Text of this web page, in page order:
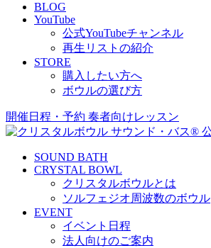
BLOG
YouTube
公式YouTubeチャンネル
再生リストの紹介
STORE
購入したい方へ
ボウルの選び方
開催日程・予約 奏者向けレッスン
SOUND BATH
CRYSTAL BOWL
クリスタルボウルとは
ソルフェジオ周波数のボウル
EVENT
イベント日程
法人向けのご案内